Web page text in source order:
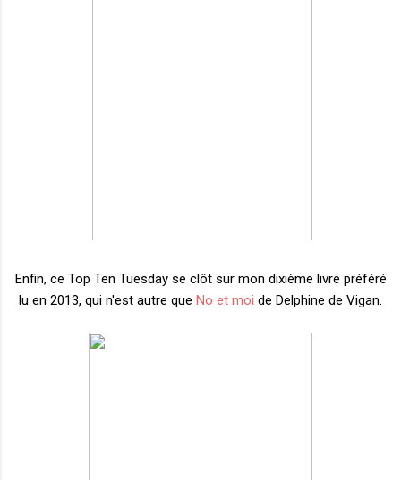
Enfin, ce Top Ten Tuesday se clôt sur mon dixième livre préféré
lu en 2013, qui n'est autre que No et moi de Delphine de Vigan.